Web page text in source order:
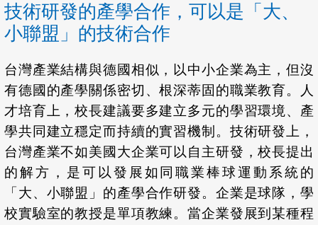
技術研發的產學合作，可以是「大、
小聯盟」的技術合作
台灣產業結構與德國相似，以中小企業為主，但沒
有德國的產學關係密切、根深蒂固的職業教育。人
才培育上，校長建議要多建立多元的學習環境、產
學共同建立穩定而持續的實習機制。技術研發上，
台灣產業不如美國大企業可以自主研發，校長提出
的解方，是可以發展如同職業棒球運動系統的
「大、小聯盟」的產學合作研發。企業是球隊，學
校實驗室的教授是單項教練。當企業發展到某種程